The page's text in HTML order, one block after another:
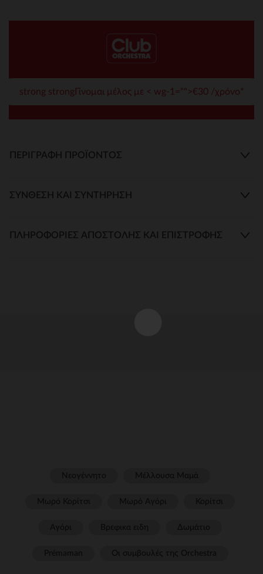
strong strongΓίνομαι μέλος με < wg-1="">€30 /χρόνο*
ΠΕΡΙΓΡΑΦΉ ΠΡΟΪΌΝΤΟΣ
ΣΎΝΘΕΣΗ ΚΑΙ ΣΥΝΤΉΡΗΣΗ
ΠΛΗΡΟΦΟΡΊΕΣ ΑΠΟΣΤΟΛΉΣ ΚΑΙ ΕΠΙΣΤΡΟΦΉΣ